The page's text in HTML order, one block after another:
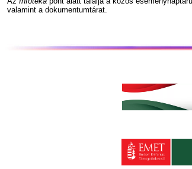
valamint a dokumentumtárat.